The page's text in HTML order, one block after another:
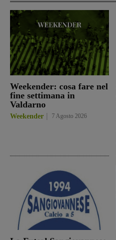
Weekender: cosa fare nel
fine settimana in
Valdarno
Weekender 7 Agosto 2026